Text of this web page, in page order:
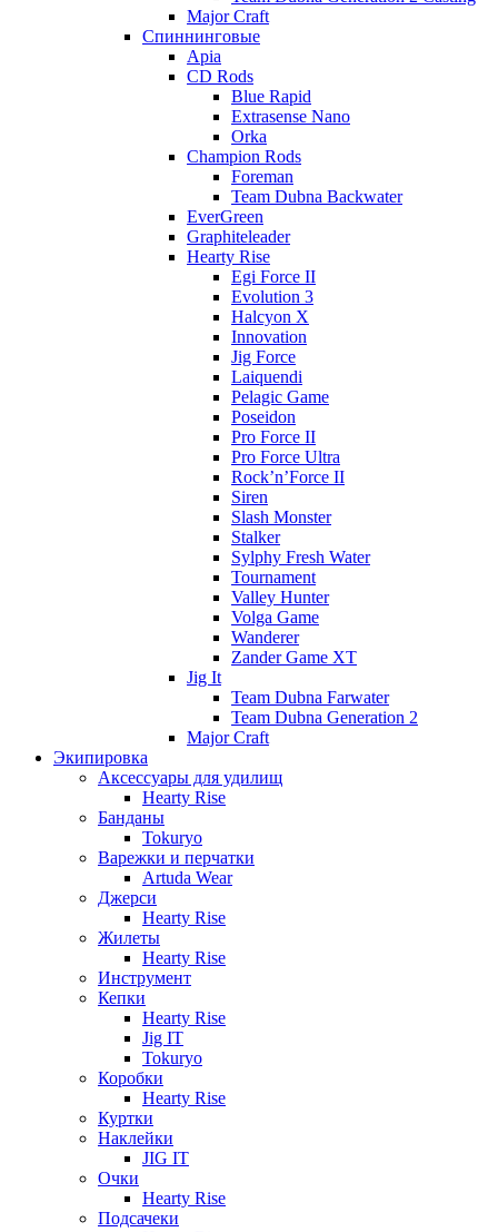
Major Craft
Спиннинговые
Apia
CD Rods
Blue Rapid
Extrasense Nano
Orka
Champion Rods
Foreman
Team Dubna Backwater
EverGreen
Graphiteleader
Hearty Rise
Egi Force II
Evolution 3
Halcyon X
Innovation
Jig Force
Laiquendi
Pelagic Game
Poseidon
Pro Force II
Pro Force Ultra
Rock’n’Force II
Siren
Slash Monster
Stalker
Sylphy Fresh Water
Tournament
Valley Hunter
Volga Game
Wanderer
Zander Game XT
Jig It
Team Dubna Farwater
Team Dubna Generation 2
Major Craft
Экипировка
Аксессуары для удилищ
Hearty Rise
Банданы
Tokuryo
Варежки и перчатки
Artuda Wear
Джерси
Hearty Rise
Жилеты
Hearty Rise
Инструмент
Кепки
Hearty Rise
Jig IT
Tokuryo
Коробки
Hearty Rise
Куртки
Наклейки
JIG IT
Очки
Hearty Rise
Подсачеки